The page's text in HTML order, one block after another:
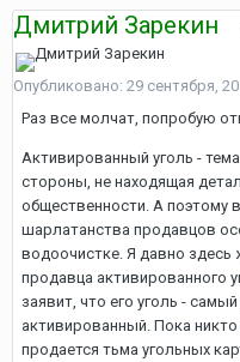
Дмитрий Зарекин
Опубликовано: 29 сентября,
Раз все молчат, попробую
Активированный уголь -
стороны, не находящая
общественности. А поэтому
шарлатанства продавцов
водоочистке. Я давно здесь
продавца активированного
заявит, что его уголь -
активированный. Пока
продается тьма угольных